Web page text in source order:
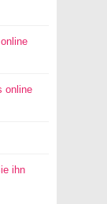
online
ihn